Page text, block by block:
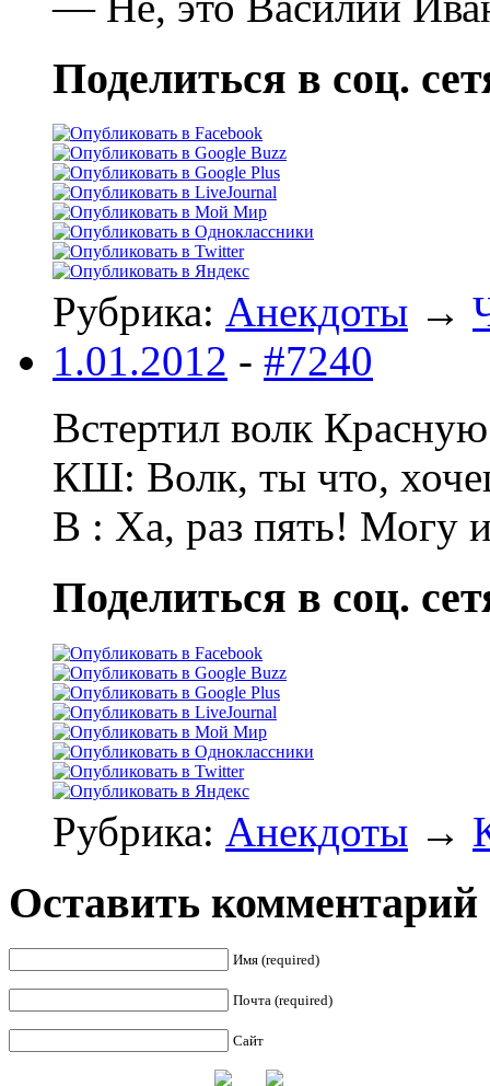
Поделиться в соц.
Рубрика: Анекдоты →
1.01.2012 - #7240
Встертил волк
КШ: Волк, ты что,
В : Ха, раз пять! Могу
Поделиться в соц.
Рубрика: Анекдоты →
Оставить комментарий
Имя (required)
Почта (required)
Сайт